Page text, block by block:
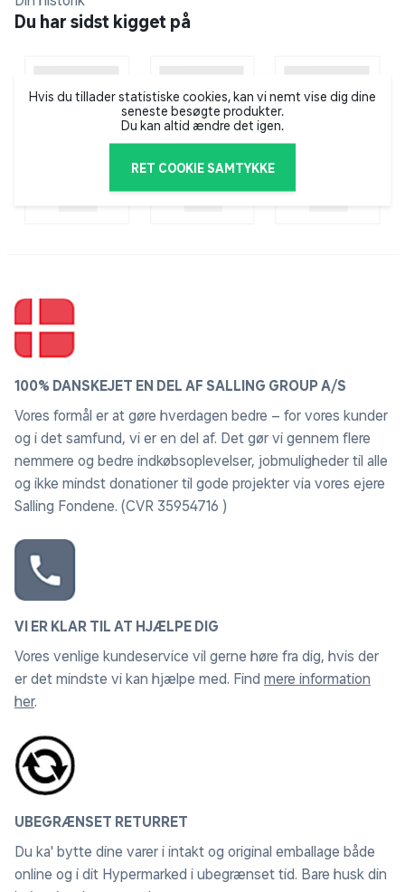
Du har sidst kigget på
Hvis du tillader statistiske cookies, kan vi nemt vise dig dine
seneste besøgte produkter.
Du kan altid ændre det igen.
RET COOKIE SAMTYKKE
100% DANSKEJET EN DEL AF SALLING GROUP A/S
Vores formål er at gøre hverdagen bedre – for vores kunder
og i det samfund, vi er en del af. Det gør vi gennem flere
nemmere og bedre indkøbsoplevelser, jobmuligheder til alle
og ikke mindst donationer til gode projekter via vores ejere
Salling Fondene. (CVR 35954716 )
VI ER KLAR TIL AT HJÆLPE DIG
Vores venlige kundeservice vil gerne høre fra dig, hvis der
er det mindste vi kan hjælpe med. Find mere information
her.
UBEGRÆNSET RETURRET
Du ka' bytte dine varer i intakt og original emballage både
online og i dit Hypermarked i ubegrænset tid. Bare husk din